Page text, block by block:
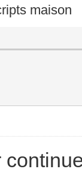
maison